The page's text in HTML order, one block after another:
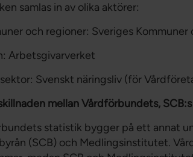
samlas in av olika aktörer:
och regioner: Sveriges Kommuner
Arbetsgivarverket
sektor: Svenskt näringsliv (för
mellan Vårdförbundets,
statistik bygger på ett annat
(SCB) och Medlingsinstitutet.